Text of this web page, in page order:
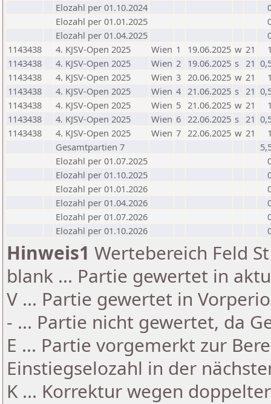
Elozahl per 01.10.2024
Elozahl per 01.01.2025
Elozahl per 01.04.2025
1143438
4. KJSV-Open 2025 Wien 1 19.06.2025 w 21
1143438
4. KJSV-Open 2025 Wien 2 19.06.2025 s 21
1143438
4. KJSV-Open 2025 Wien 3 20.06.2025 w 21
1143438
4. KJSV-Open 2025 Wien 4 21.06.2025 s 21
1143438
4. KJSV-Open 2025 Wien 5 21.06.2025 w 21
1143438
4. KJSV-Open 2025 Wien 6 22.06.2025 s 21
1143438
4. KJSV-Open 2025 Wien 7 22.06.2025 w 21
Gesamtpartien 7
Elozahl per 01.07.2025
Elozahl per 01.10.2025
Elozahl per 01.01.2026
Elozahl per 01.04.2026
Elozahl per 01.07.2026
Elozahl per 01.10.2026
Hinweis1 Wertebereich Feld
blank ... Partie gewertet in
V ... Partie gewertet in
- ... Partie nicht gewertet, da
E ... Partie vorgemerkt zur
Einstiegselozahl in der
K ... Korrektur wegen